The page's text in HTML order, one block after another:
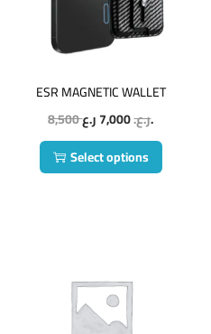
ESR MAGNETIC WALLET
8,500
ر.ع.7,000
ر.ع.
Select options